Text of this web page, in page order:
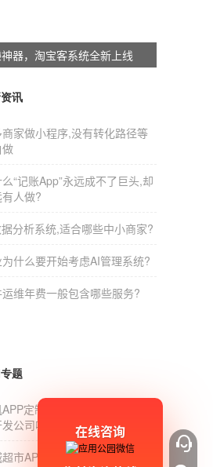
器，淘宝客系统全新上线
讯
家做小程序,没有转化路径等
“记账App”永远成不了巨头,却
人做?
分析系统,适合哪些中小商家?
为什么要开始考虑AI管理系统?
维年费一般包含哪些服务?
题
定制开发公司_手机APP定
公司哪家好_软件制作_排名
市APP开发_同城超市类app
在线咨询